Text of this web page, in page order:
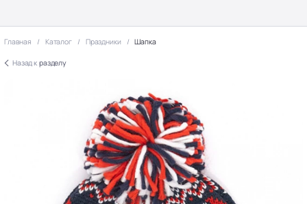
Главная Каталог Праздники Шапка
Назад к разделу